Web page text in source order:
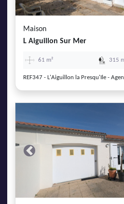
Maison
L Aiguillon Sur Mer
61 m² 315
REF347 - L'Aiguillon la Presqu'Ile -
Previous